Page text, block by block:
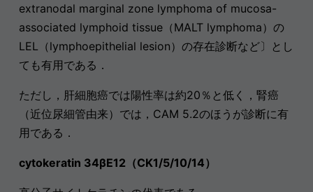
extranodal marginal zone lymphoma of mucosa-
associated lymphoid tissue（MALT lymphoma）の
LEL（lymphoepithelial lesion）の存在診断など〕とし
ても有用である．
ただし，肝細胞癌では陽性率は約20％と低く，腎癌
（近位尿細管由来）では，CAM 5.2のほうが診断に有
用である．
cytokeratin 34βE12（CK1/5/10/14）